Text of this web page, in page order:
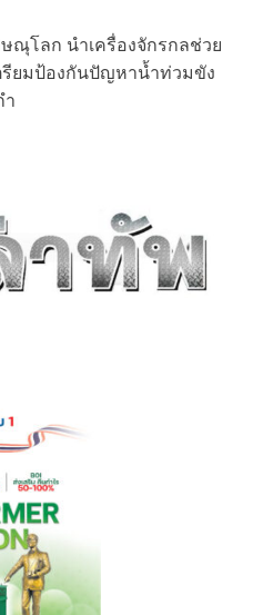
ณุโลก นำเครื่องจักรกลช่วย
รียมป้องกันปัญหาน้ำท่วมขัง
ำ